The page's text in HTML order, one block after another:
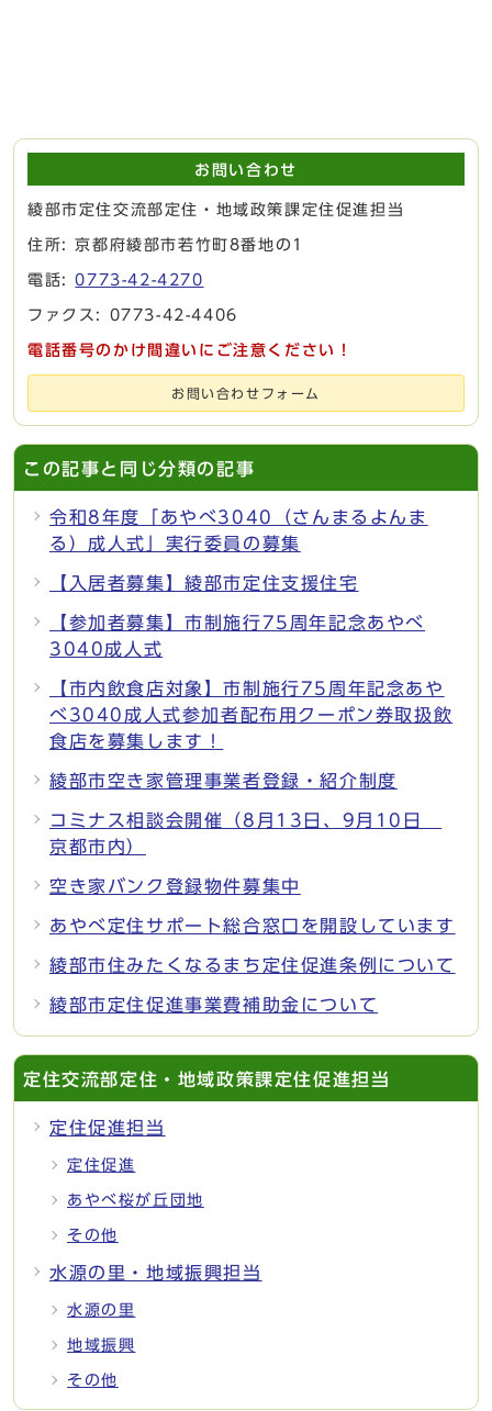
お問い合わせ
綾部市定住交流部定住・地域政策課定住促進担当
住所: 京都府綾部市若竹町8番地の1
電話:0773-42-4270
ファクス: 0773-42-4406
電話番号のかけ間違いにご注意ください！
お問い合わせフォーム
この記事と同じ分類の記事
令和8年度「あやべ3040（さんまるよんま
る）成人式」実行委員の募集
【入居者募集】綾部市定住支援住宅
【参加者募集】市制施行75周年記念あやべ
3040成人式
【市内飲食店対象】市制施行75周年記念あや
べ3040成人式参加者配布用クーポン券取扱飲
食店を募集します！
綾部市空き家管理事業者登録・紹介制度
コミナス相談会開催（8月13日、9月10日
京都市内）
空き家バンク登録物件募集中
あやべ定住サポート総合窓口を開設しています
綾部市住みたくなるまち定住促進条例について
綾部市定住促進事業費補助金について
定住交流部定住・地域政策課定住促進担当
定住促進担当
定住促進
あやべ桜が丘団地
その他
水源の里・地域振興担当
水源の里
地域振興
その他